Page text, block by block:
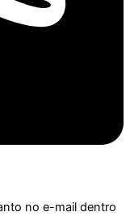
no e-mail dentro